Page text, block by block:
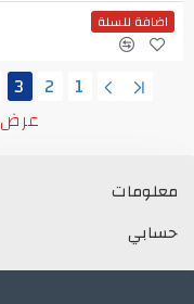
اضافة للسلة
1
2
3
عرض 49 الى 72 من 307 (13 صفحات)
معلومات
حسابي